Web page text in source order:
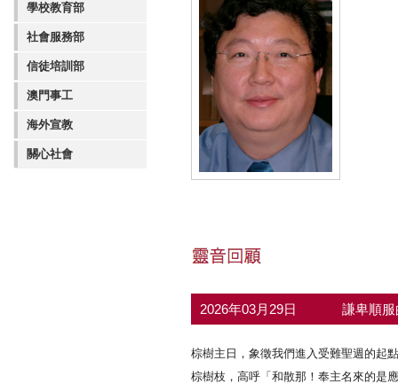
學校教育部
社會服務部
信徒培訓部
澳門事工
海外宣教
關心社會
2026年03月29日 謙卑順
棕樹主日，象徵我們進入受難聖週的起
棕樹枝，高呼「和散那！奉主名來的是